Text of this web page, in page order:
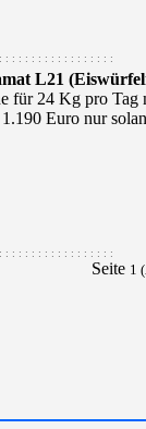
: : : : : : : : : : : : : : : : :
L21
für 24 Kg pro Tag
Euro nur
: : : : : : : : : : : : : : : : :
Seite 1